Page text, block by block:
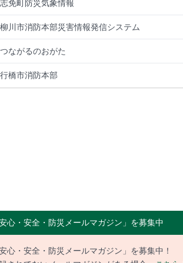
志免町防災気象情報
柳川市消防本部災害情報発信システム
つながるのおがた
行橋市消防本部
安心・安全・防災メールマガジン」を募集中
安心・安全・防災メールマガジン」を募集中！